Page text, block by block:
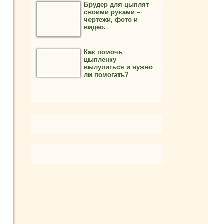
Брудер для цыплят
своими руками –
чертежи, фото и
видео.
Как помочь
цыпленку
вылупиться и нужно
ли помогать?